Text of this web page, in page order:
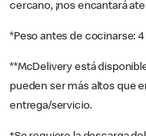
cercano, ¡nos encantará
*Peso antes de cocinarse: 4
**McDelivery está
pueden ser más altos que
entrega/servicio.